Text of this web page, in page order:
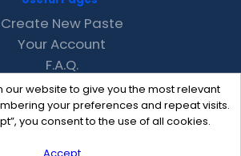
our website to give you the most relevant
your preferences and repeat visits.
you consent to the use of all cookies.
Create New Paste
Your Account
F.A.Q.
Recent
Contact